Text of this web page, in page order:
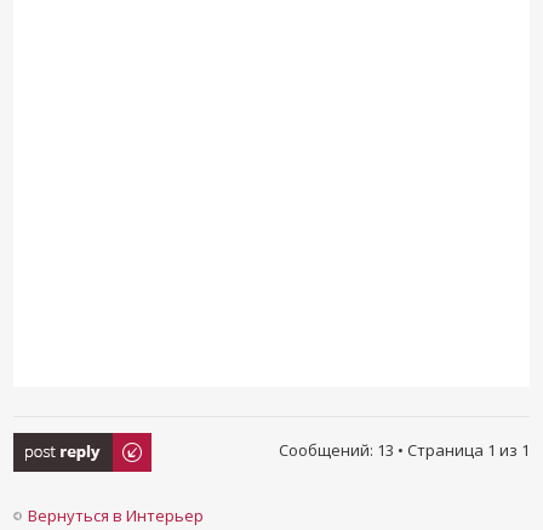
Ответить Сообщений: 13 • Страница 1 из 1
Вернуться в Интерьер